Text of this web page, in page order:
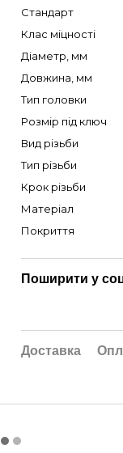
Стандарт
Клас міцності
Діаметр, мм
Довжина, мм
Тип головки
Розмір під ключ
Вид різьби
Тип різьби
Крок різьби
Матеріал
Покриття
Поширити у
Доставка